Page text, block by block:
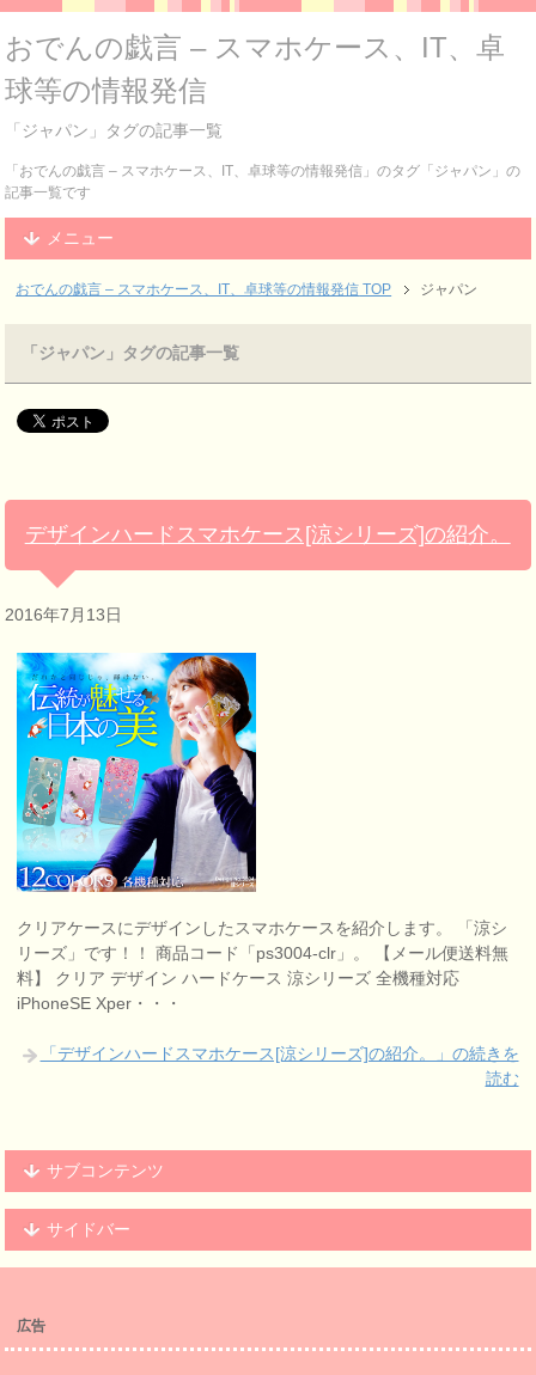
おでんの戯言 – スマホケース、IT、卓
球等の情報発信
「ジャパン」タグの記事一覧
「おでんの戯言 – スマホケース、IT、卓球等の情報発信」のタグ「ジャパン」の
記事一覧です
メニュー
おでんの戯言 – スマホケース、IT、卓球等の情報発信 TOP ジャパン
「ジャパン」タグの記事一覧
デザインハードスマホケース[涼シリーズ]の紹介。
2016年7月13日
クリアケースにデザインしたスマホケースを紹介します。 「涼シ
リーズ」です！！ 商品コード「ps3004-clr」。 【メール便送料無
料】 クリア デザイン ハードケース 涼シリーズ 全機種対応
iPhoneSE Xper・・・
「デザインハードスマホケース[涼シリーズ]の紹介。」の続きを
読む
サブコンテンツ
サイドバー
広告